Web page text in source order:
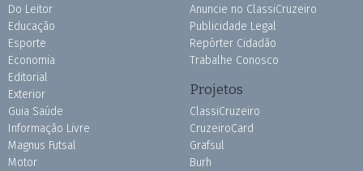
Do Leitor
Educação
Esporte
Economia
Editorial
Exterior
Guia Saúde
Informação Livre
Magnus Futsal
Motor
Anuncie no ClassiCruzeiro
Publicidade Legal
Repórter Cidadão
Trabalhe Conosco
Projetos
ClassiCruzeiro
CruzeiroCard
Grafsul
Burh